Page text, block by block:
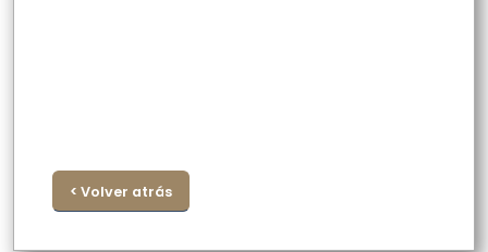
< Volver atrás